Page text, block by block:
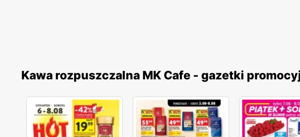
Kawa rozpuszczalna MK Cafe - gazetki